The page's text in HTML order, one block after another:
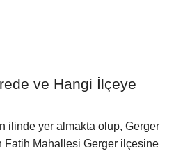
ve Hangi İlçeye
ilinde yer almakta olup, Gerger
Fatih Mahallesi Gerger ilçesine